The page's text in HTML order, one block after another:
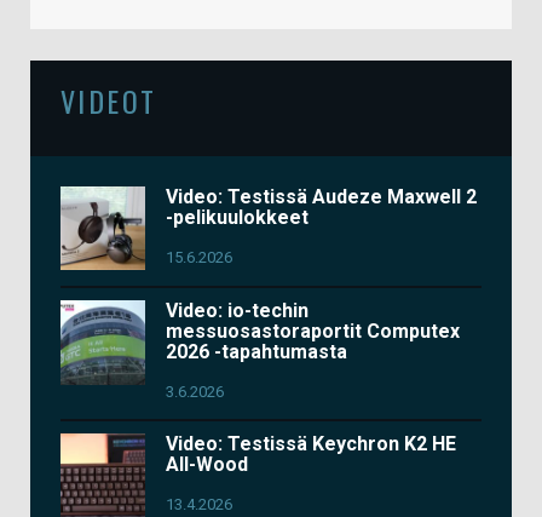
VIDEOT
Video: Testissä Audeze Maxwell 2
-pelikuulokkeet
15.6.2026
Video: io-techin
messuosastoraportit Computex
2026 -tapahtumasta
3.6.2026
Video: Testissä Keychron K2 HE
All-Wood
13.4.2026